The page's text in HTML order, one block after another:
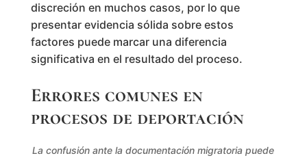
discreción en muchos casos, por lo que
presentar evidencia sólida sobre estos
factores puede marcar una diferencia
significativa en el resultado del proceso.
Errores comunes en
procesos de deportación
La confusión ante la documentación migratoria puede